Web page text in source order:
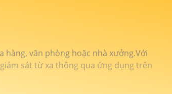
hàng, văn phòng hoặc nhà xưởng.Với
sát từ xa thông qua ứng dụng trên